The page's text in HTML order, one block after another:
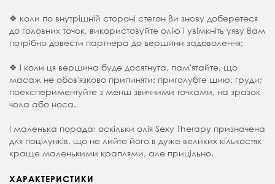
❖ коли по внутрішній стороні стегон Ви знову доберетеся
до головних точок, використовуйте олію і увімкніть уяву Вам
потрібно довести партнера до вершини задоволення;
❖ і коли ця вершина буде досягнута, пам'ятайте, що
масаж не обов'язково припиняти: приголубте шию, груди;
поекспериментуйте з менш звичними точками, на зразок
чола або носа.
І маленька порада: оскільки олія Sexy Therapy призначена
для поцілунків, що не лийте його в дуже великих кількостях
краще маленькими краплями, але прицільно.
ХАРАКТЕРИСТИКИ